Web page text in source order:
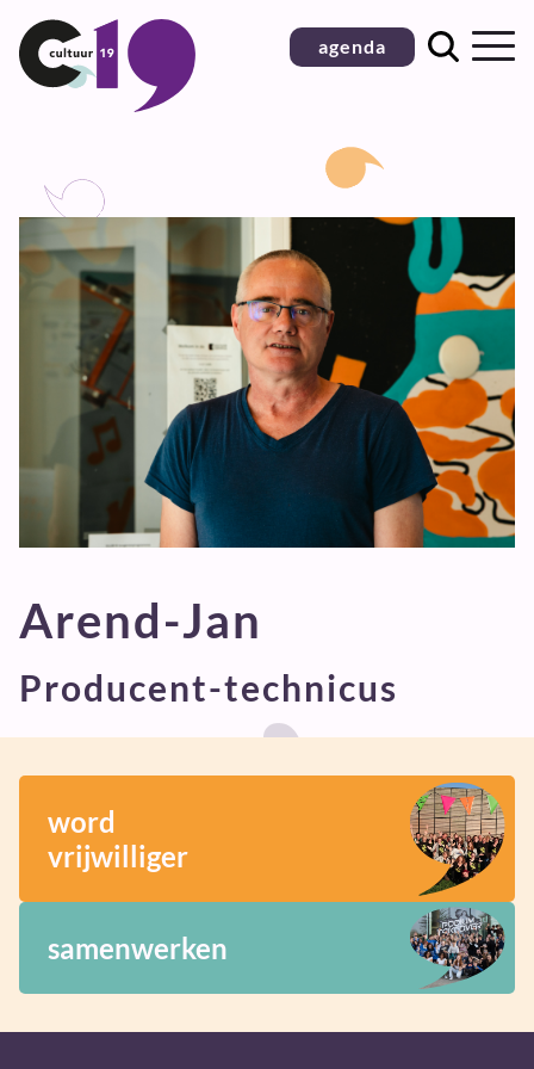
Ga
naar
inhoud
agenda
Arend-Jan
Producent-technicus
word
vrijwilliger
samenwerken